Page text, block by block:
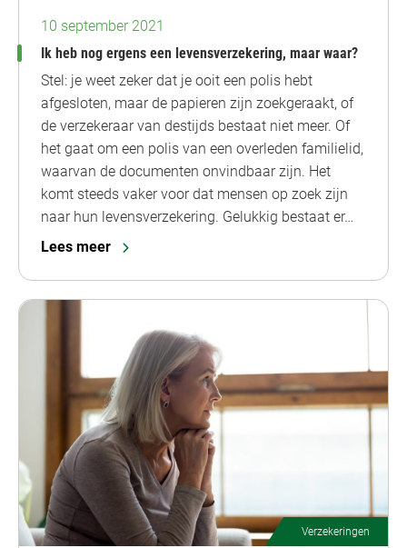
10 september 2021
Ik heb nog ergens een levensverzekering, maar waar?
Stel: je weet zeker dat je ooit een polis hebt
afgesloten, maar de papieren zijn zoekgeraakt, of
de verzekeraar van destijds bestaat niet meer. Of
het gaat om een polis van een overleden familielid,
waarvan de documenten onvindbaar zijn. Het
komt steeds vaker voor dat mensen op zoek zijn
naar hun levensverzekering. Gelukkig bestaat er…
Lees meer
Verzekeringen